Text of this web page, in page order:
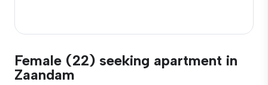
Female (22) seeking apartment in
Zaandam